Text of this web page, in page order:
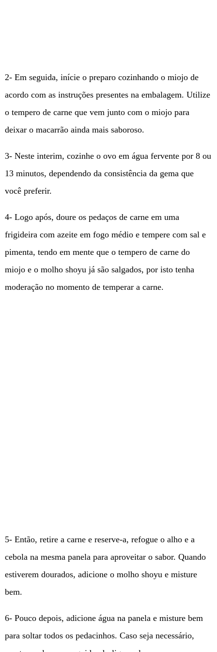
2- Em seguida, inície o preparo cozinhando o miojo de
acordo com as instruções presentes na embalagem. Utilize
o tempero de carne que vem junto com o miojo para
deixar o macarrão ainda mais saboroso.
3- Neste interim, cozinhe o ovo em água fervente por 8 ou
13 minutos, dependendo da consistência da gema que
você preferir.
4- Logo após, doure os pedaços de carne em uma
frigideira com azeite em fogo médio e tempere com sal e
pimenta, tendo em mente que o tempero de carne do
miojo e o molho shoyu já são salgados, por isto tenha
moderação no momento de temperar a carne.
5- Então, retire a carne e reserve-a, refogue o alho e a
cebola na mesma panela para aproveitar o sabor. Quando
estiverem dourados, adicione o molho shoyu e misture
bem.
6- Pouco depois, adicione água na panela e misture bem
para soltar todos os pedacinhos. Caso seja necessário,